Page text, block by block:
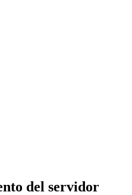
del servidor